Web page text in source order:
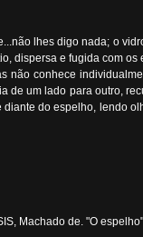
lhes digo nada; o
dispersa e fugida com
conhece
um lado para outro,
do espelho, lendo
Machado de. "O